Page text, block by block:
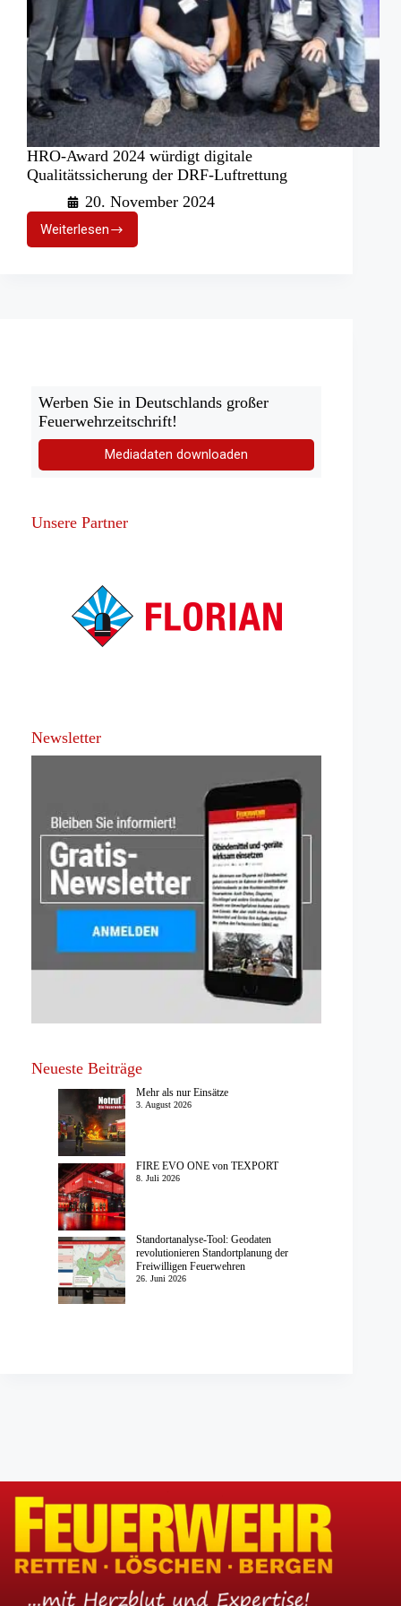
HRO-Award 2024 würdigt digitale
Qualitätssicherung der DRF-Luftrettung
20. November 2024
Weiterlesen
HRO-
Award
Werben Sie in Deutschlands großer
Feuerwehrzeitschrift!
Mediadaten downloaden
Unsere Partner
Newsletter
Neueste Beiträge
Mehr als nur Einsätze
3. August 2026
FIRE EVO ONE von TEXPORT
8. Juli 2026
Standortanalyse-Tool: Geodaten
revolutionieren Standortplanung der
Freiwilligen Feuerwehren
26. Juni 2026